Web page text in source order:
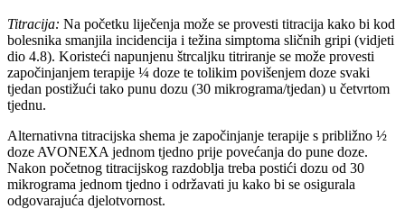
Titracija: Na početku liječenja može se provesti titracija kako bi kod
bolesnika smanjila incidencija i težina simptoma sličnih gripi (vidjeti
dio 4.8). Koristeći napunjenu štrcaljku titriranje se može provesti
započinjanjem terapije ¼ doze te tolikim povišenjem doze svaki
tjedan postižući tako punu dozu (30 mikrograma/tjedan) u četvrtom
tjednu.
Alternativna titracijska shema je započinjanje terapije s približno ½
doze AVONEXA jednom tjedno prije povećanja do pune doze.
Nakon početnog titracijskog razdoblja treba postići dozu od 30
mikrograma jednom tjedno i održavati ju kako bi se osigurala
odgovarajuća djelotvornost.